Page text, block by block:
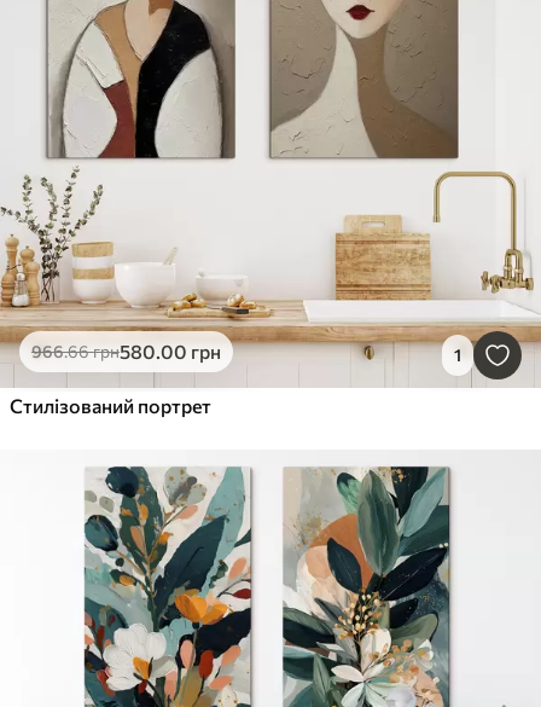
966.66грн580.00 грн 1
Стилізований портрет